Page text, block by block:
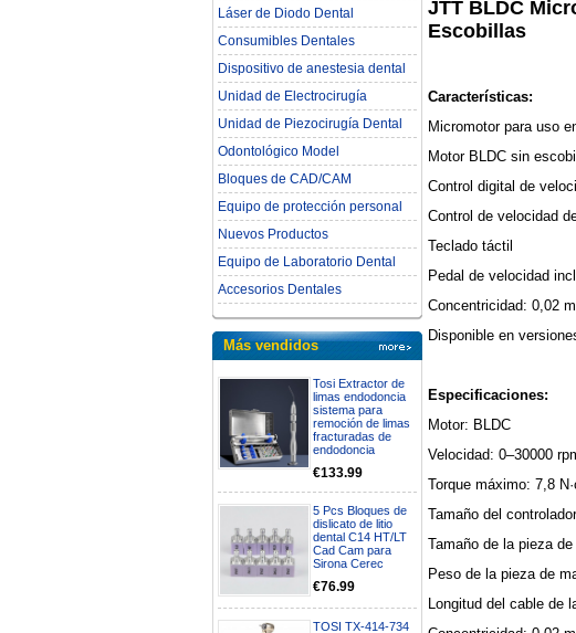
Láser de Diodo Dental
Consumibles Dentales
Dispositivo de anestesia dental
Unidad de Electrocirugía
Unidad de Piezocirugía Dental
Odontológico Model
Bloques de CAD/CAM
Equipo de protección personal
Nuevos Productos
Equipo de Laboratorio Dental
Accesorios Dentales
Más vendidos
Tosi Extractor de
limas endodoncia
sistema para
remoción de limas
fracturadas de
endodoncia
€133.99
5 Pcs Bloques de
dislicato de litio
dental C14 HT/LT
Cad Cam para
Sirona Cerec
€76.99
TOSI TX-414-734
JTT BLDC
Escobillas
Características:
Micromotor para uso
Motor BLDC sin
Control digital de
Control de velocidad
Teclado táctil
Pedal de velocidad
Concentricidad: 0,02
Disponible en
Especificaciones:
Motor: BLDC
Velocidad: 0–30000
Torque máximo: 7,8
Tamaño del
Tamaño de la pieza
Peso de la pieza de
Longitud del cable de